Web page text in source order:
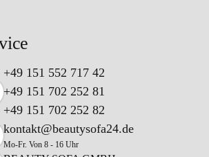
+49 151 552 717 42
+49 151 702 252 81
+49 151 702 252 82
kontakt@beautysofa24.de
Mo-Fr. Von 8 - 16 Uhr